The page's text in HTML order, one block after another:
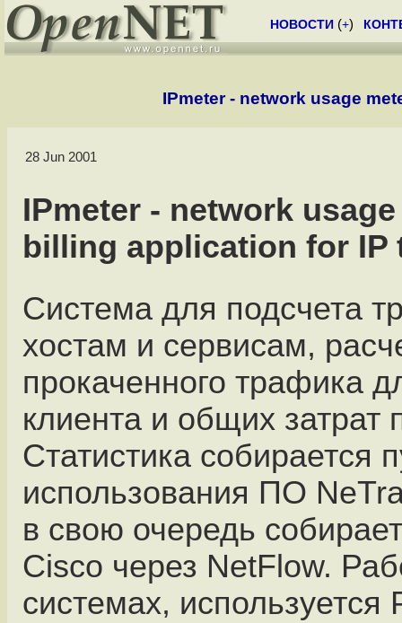
НОВОСТИ (+)
IPmeter - network usage
28 Jun 2001
IPmeter - network
billing application for IP
Система для подсчета
хостам и сервисам,
прокаченного трафика
клиента и общих затрат
Статистика собирается
использования ПО
в свою очередь
Cisco через NetFlow.
системах, используется